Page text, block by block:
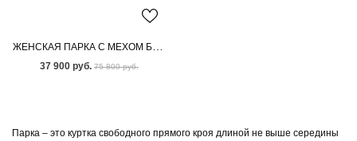
ЖЕНСКАЯ ПАРКА С МЕХОМ БЕНГАЛЬСКОЙ ЛИСЫ
37 900 руб. 75 800 руб.
Парка – это куртка свободного прямого кроя длиной не выше середины